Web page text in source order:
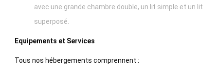
avec une grande chambre double, un lit simple et un lit
superposé.
Equipements et Services
Tous nos hébergements comprennent :